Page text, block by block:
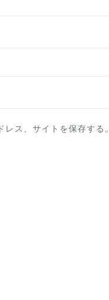
ス、サイトを保存する。